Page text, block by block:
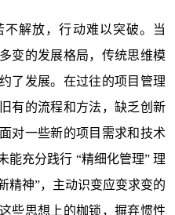
解放，行动难以突破。当
变的发展格局，传统思维模
了发展。在过往的项目管理
有的流程和方法，缺乏创新
对一些新的项目需求和技术
能充分践行 “精细化管理” 理
精神”，主动识变应变求变的
些思想上的枷锁，摒弃惯性